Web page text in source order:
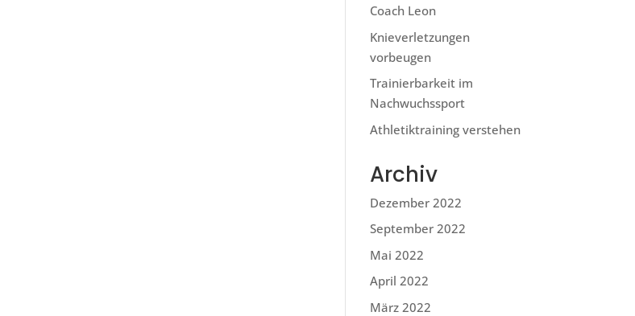
Coach Leon
Knieverletzungen
vorbeugen
Trainierbarkeit im
Nachwuchssport
Athletiktraining verstehen
Archiv
Dezember 2022
September 2022
Mai 2022
April 2022
März 2022